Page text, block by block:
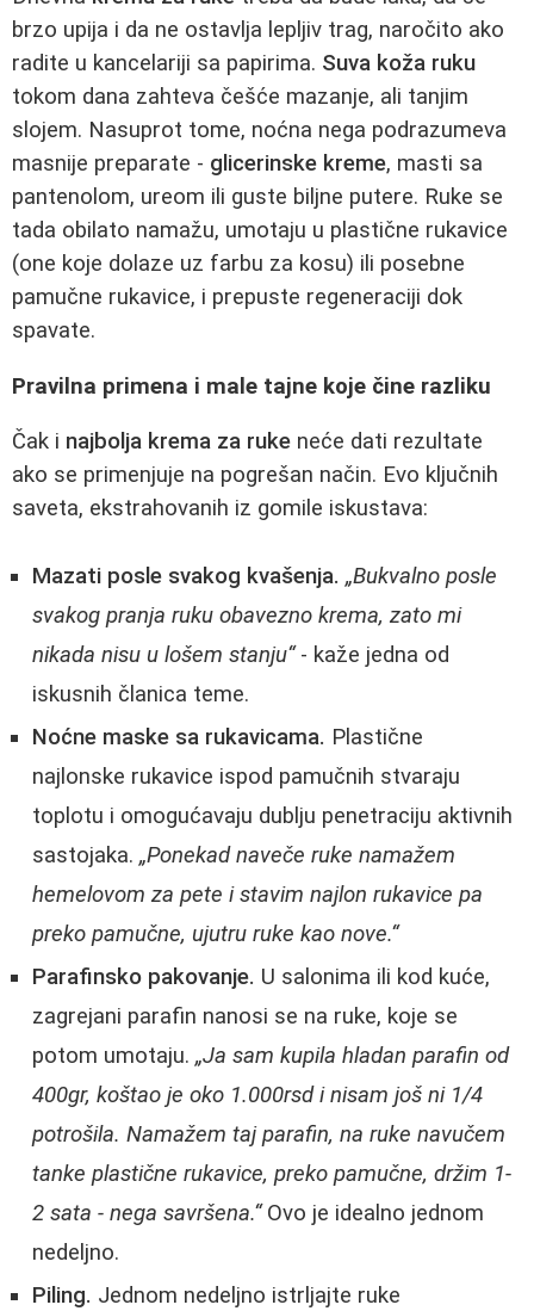
brzo upija i da ne ostavlja lepljiv trag, naročito ako
radite u kancelariji sa papirima. Suva koža ruku
tokom dana zahteva češće mazanje, ali tanjim
slojem. Nasuprot tome, noćna nega podrazumeva
masnije preparate - glicerinske kreme, masti sa
pantenolom, ureom ili guste biljne putere. Ruke se
tada obilato namažu, umotaju u plastične rukavice
(one koje dolaze uz farbu za kosu) ili posebne
pamučne rukavice, i prepuste regeneraciji dok
spavate.
Pravilna primena i male tajne koje čine razliku
Čak i najbolja krema za ruke neće dati rezultate
ako se primenjuje na pogrešan način. Evo ključnih
saveta, ekstrahovanih iz gomile iskustava:
Mazati posle svakog kvašenja. „Bukvalno posle
svakog pranja ruku obavezno krema, zato mi
nikada nisu u lošem stanju“- kaže jedna od
iskusnih članica teme.
Noćne maske sa rukavicama. Plastične
najlonske rukavice ispod pamučnih stvaraju
toplotu i omogućavaju dublju penetraciju aktivnih
sastojaka. „Ponekad naveče ruke namažem
hemelovom za pete i stavim najlon rukavice pa
preko pamučne, ujutru ruke kao nove.“
Parafinsko pakovanje. U salonima ili kod kuće,
zagrejani parafin nanosi se na ruke, koje se
potom umotaju. „Ja sam kupila hladan parafin od
400gr, koštao je oko 1.000rsd i nisam još ni 1/4
potrošila. Namažem taj parafin, na ruke navučem
tanke plastične rukavice, preko pamučne, držim 1-
2 sata - nega savršena.“Ovo je idealno jednom
nedeljno.
Piling. Jednom nedeljno istrljajte ruke